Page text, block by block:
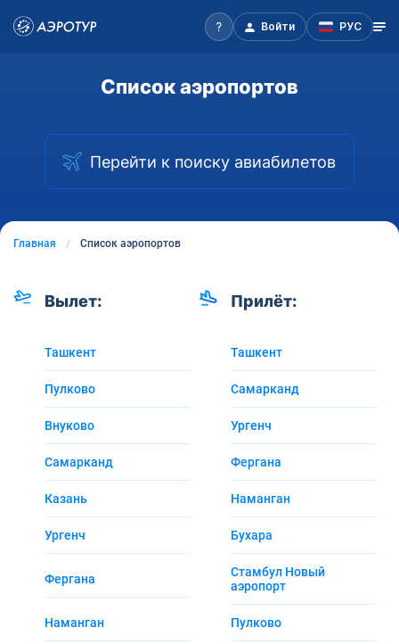
Войти РУС
Список аэропортов
Перейти к поиску авиабилетов
Главная Список аэропортов
Вылет: Прилёт:
Ташкент Ташкент
Пулково Самарканд
Внуково Ургенч
Самарканд Фергана
Казань Наманган
Ургенч Бухара
Фергана
Стамбул Новый
аэропорт
Наманган Пулково